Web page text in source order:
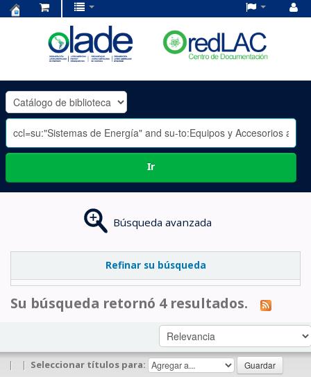
OLADE
-
Ir
Búsqueda avanzada
Refinar su búsqueda
Su búsqueda retornó 4 resultados.
| | Seleccionar títulos para: